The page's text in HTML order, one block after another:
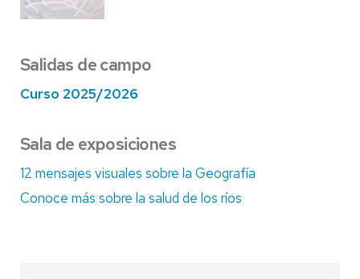
Salidas de campo
Curso 2025/2026
Sala de exposiciones
12 mensajes visuales sobre la Geografía
Conoce más sobre la salud de los ríos